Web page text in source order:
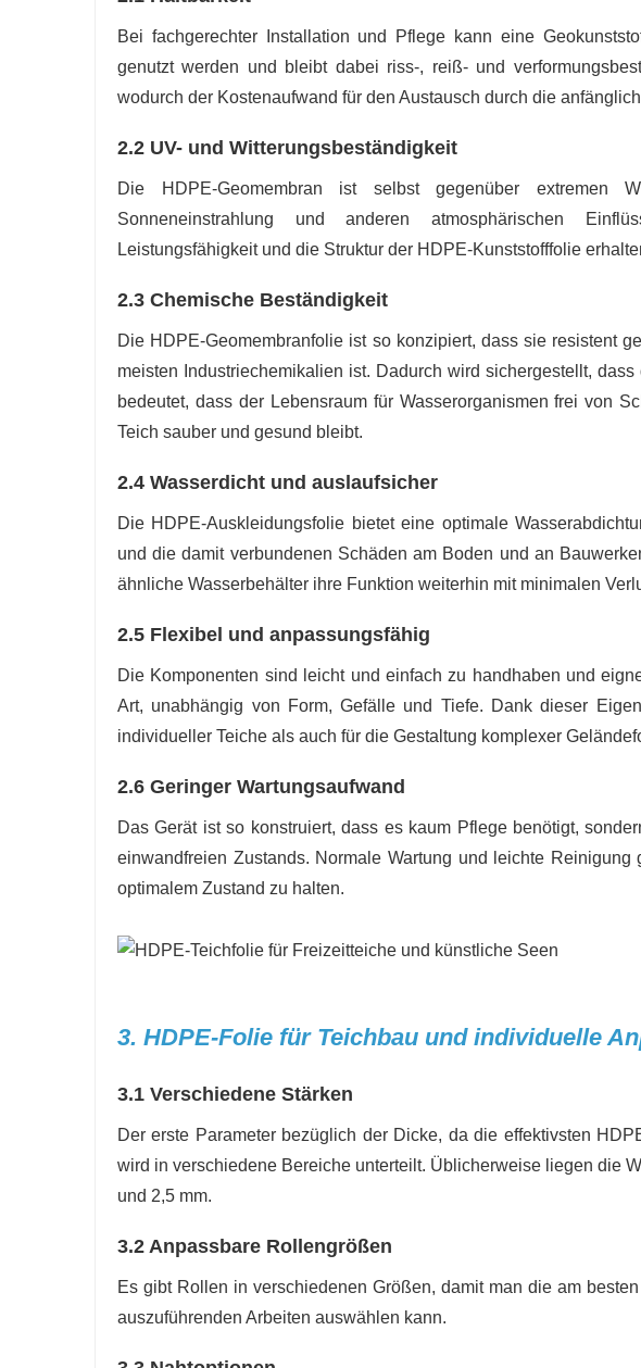
Bei fachgerechter Installation und Pflege kann eine
genutzt werden und bleibt dabei riss-, reiß- und
wodurch der Kostenaufwand für den Austausch durch die
2.2 UV- und Witterungsbeständigkeit
Die HDPE-Geomembran ist selbst gegenüber extremen
Sonneneinstrahlung und anderen atmosphärischen
Leistungsfähigkeit und die Struktur der HDPE-Kunststofffolie
2.3 Chemische Beständigkeit
Die HDPE-Geomembranfolie ist so konzipiert, dass sie resistent
meisten Industriechemikalien ist. Dadurch wird sichergestellt,
bedeutet, dass der Lebensraum für Wasserorganismen frei von
Teich sauber und gesund bleibt.
2.4 Wasserdicht und auslaufsicher
Die HDPE-Auskleidungsfolie bietet eine optimale
und die damit verbundenen Schäden am Boden und an
ähnliche Wasserbehälter ihre Funktion weiterhin mit minimalen
2.5 Flexibel und anpassungsfähig
Die Komponenten sind leicht und einfach zu handhaben und
Art, unabhängig von Form, Gefälle und Tiefe. Dank dieser
individueller Teiche als auch für die Gestaltung komplexer
2.6 Geringer Wartungsaufwand
Das Gerät ist so konstruiert, dass es kaum Pflege benötigt,
einwandfreien Zustands. Normale Wartung und leichte
optimalem Zustand zu halten.
3. HDPE-Folie für Teichbau und individuelle
3.1 Verschiedene Stärken
Der erste Parameter bezüglich der Dicke, da die effektivsten
wird in verschiedene Bereiche unterteilt. Üblicherweise liegen die
und 2,5 mm.
3.2 Anpassbare Rollengrößen
Es gibt Rollen in verschiedenen Größen, damit man die am
auszuführenden Arbeiten auswählen kann.